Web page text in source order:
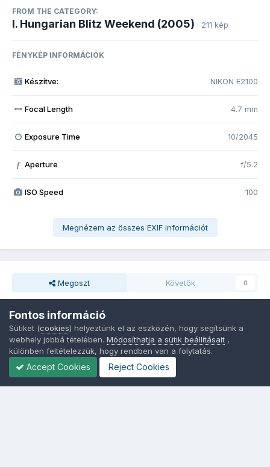
FROM THE CATEGORY:
I. Hungarian Blitz Weekend (2005) · 211 kép
FÉNYKÉP INFORMÁCIÓK
Készítve: NIKON E2100
Focal Length 4.7 mm
Exposure Time 10/2045
f Aperture f/5.2
ISO Speed 100
Megnézem az összes EXIF információt
Megoszt Követők 0
Nincsenek hozzászólások
Fontos információ
Sütiket (cookies) helyeztünk el az eszközén, hogy segítsünk a
webhely jobbá tételében. Módosíthatja a sütik beállításait ,
különben feltételezzük, hogy rendben van a folytatás.
Accept Cookies Reject Cookies